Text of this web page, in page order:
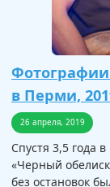
в Перми,
26 апреля, 2019
Спустя 3,5 года
«Черный
без остановок